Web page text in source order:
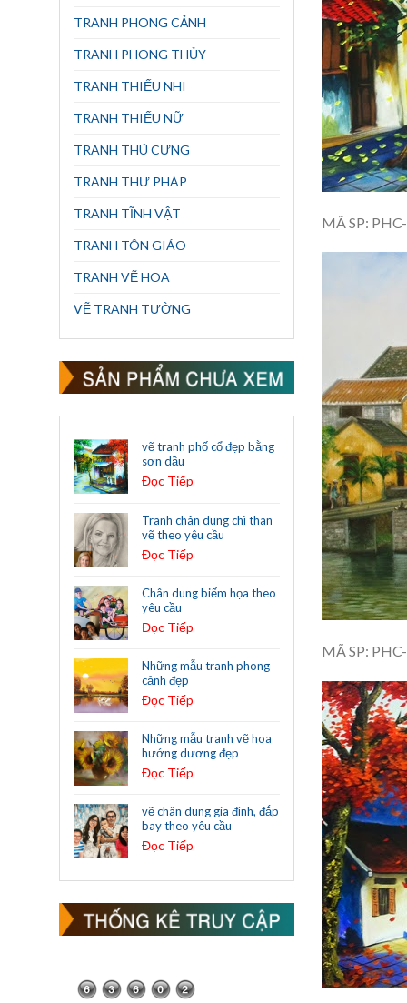
TRANH PHONG CẢNH
TRANH PHONG THỦY
TRANH THIẾU NHI
TRANH THIẾU NỮ
TRANH THÚ CƯNG
TRANH THƯ PHÁP
TRANH TĨNH VẬT
TRANH TÔN GIÁO
TRANH VẼ HOA
VẼ TRANH TƯỜNG
vẽ tranh phố cổ đẹp bằng
sơn dầu
Đọc Tiếp
Tranh chân dung chì than
vẽ theo yêu cầu
Đọc Tiếp
Chân dung biếm họa theo
yêu cầu
Đọc Tiếp
Những mẫu tranh phong
cảnh đẹp
Đọc Tiếp
Những mẫu tranh vẽ hoa
hướng dương đẹp
Đọc Tiếp
vẽ chân dung gia đình, đắp
bay theo yêu cầu
Đọc Tiếp
MÃ SP:
MÃ SP: